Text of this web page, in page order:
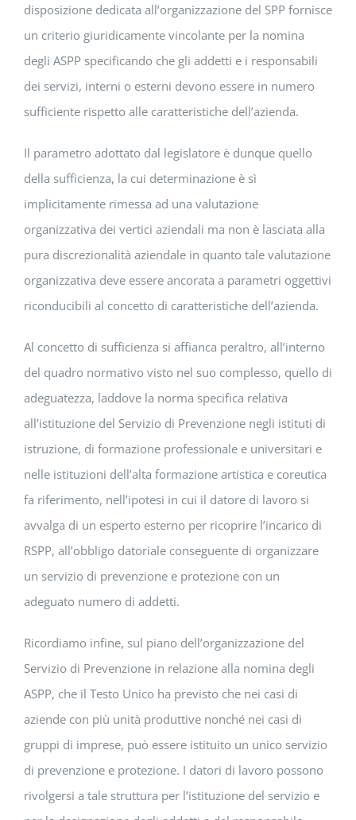
disposizione dedicata all’organizzazione del SPP fornisce
un criterio giuridicamente vincolante per la nomina
degli ASPP specificando che gli addetti e i responsabili
dei servizi, interni o esterni devono essere in numero
sufficiente rispetto alle caratteristiche dell’azienda.
Il parametro adottato dal legislatore è dunque quello
della sufficienza, la cui determinazione è sì
implicitamente rimessa ad una valutazione
organizzativa dei vertici aziendali ma non è lasciata alla
pura discrezionalità aziendale in quanto tale valutazione
organizzativa deve essere ancorata a parametri oggettivi
riconducibili al concetto di caratteristiche dell’azienda.
Al concetto di sufficienza si affianca peraltro, all’interno
del quadro normativo visto nel suo complesso, quello di
adeguatezza, laddove la norma specifica relativa
all’istituzione del Servizio di Prevenzione negli istituti di
istruzione, di formazione professionale e universitari e
nelle istituzioni dell’alta formazione artistica e coreutica
fa riferimento, nell’ipotesi in cui il datore di lavoro si
avvalga di un esperto esterno per ricoprire l’incarico di
RSPP, all’obbligo datoriale conseguente di organizzare
un servizio di prevenzione e protezione con un
adeguato numero di addetti.
Ricordiamo infine, sul piano dell’organizzazione del
Servizio di Prevenzione in relazione alla nomina degli
ASPP, che il Testo Unico ha previsto che nei casi di
aziende con più unità produttive nonché nei casi di
gruppi di imprese, può essere istituito un unico servizio
di prevenzione e protezione. I datori di lavoro possono
rivolgersi a tale struttura per l’istituzione del servizio e